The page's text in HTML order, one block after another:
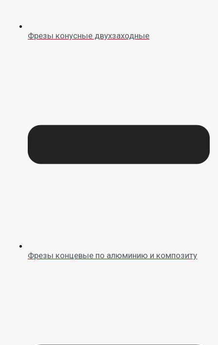
Фрезы конусные двухзаходные
Фрезы концевые по алюминию и композиту